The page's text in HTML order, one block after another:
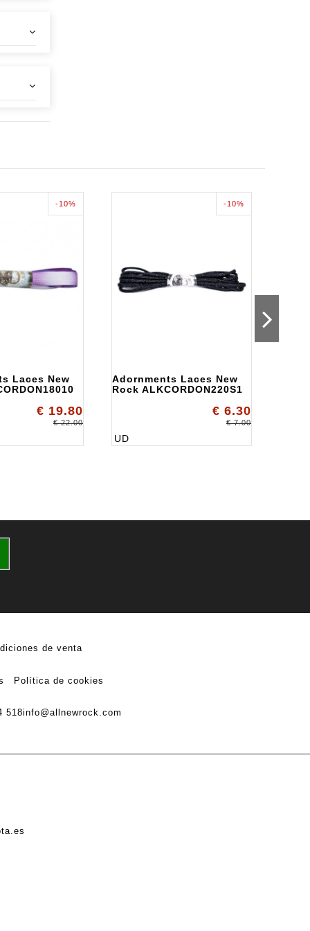
-10%
Laces New
€ 19.80
€ 22.00
-10%
Adornments Laces New
Rock ALKCORDON220S1
€ 6.30
€ 7.00
UD
de venta
Política de cookies
518info@allnewrock.com